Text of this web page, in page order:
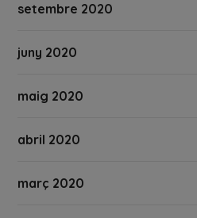
setembre 2020
juny 2020
maig 2020
abril 2020
març 2020